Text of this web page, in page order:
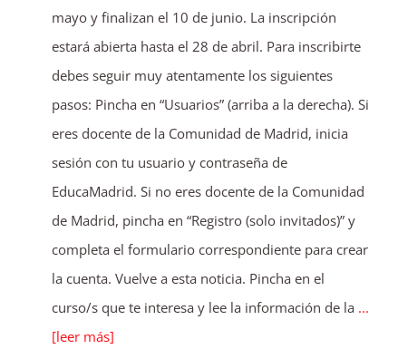
mayo y finalizan el 10 de junio. La inscripción
estará abierta hasta el 28 de abril. Para inscribirte
debes seguir muy atentamente los siguientes
pasos: Pincha en “Usuarios” (arriba a la derecha). Si
eres docente de la Comunidad de Madrid, inicia
sesión con tu usuario y contraseña de
EducaMadrid. Si no eres docente de la Comunidad
de Madrid, pincha en “Registro (solo invitados)” y
completa el formulario correspondiente para crear
la cuenta. Vuelve a esta noticia. Pincha en el
curso/s que te interesa y lee la información de la ...
[leer más]